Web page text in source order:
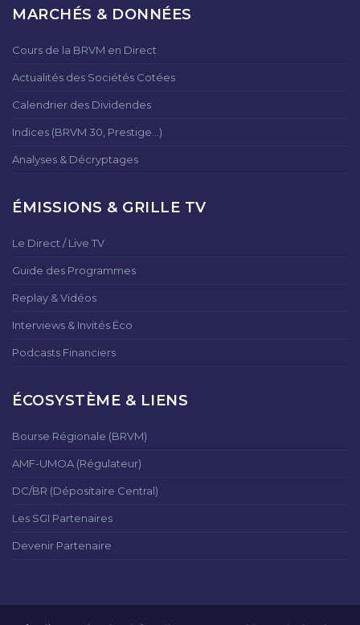
MARCHÉS & DONNÉES
Cours de la BRVM en Direct
Actualités des Sociétés Cotées
Calendrier des Dividendes
Indices (BRVM 30, Prestige...)
Analyses & Décryptages
ÉMISSIONS & GRILLE TV
Le Direct / Live TV
Guide des Programmes
Replay & Vidéos
Interviews & Invités Éco
Podcasts Financiers
ÉCOSYSTÈME & LIENS
Bourse Régionale (BRVM)
AMF-UMOA (Régulateur)
DC/BR (Dépositaire Central)
Les SGI Partenaires
Devenir Partenaire